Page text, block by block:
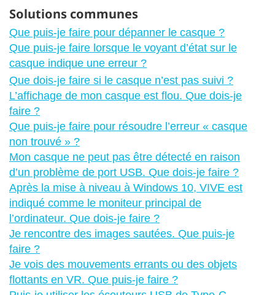
Solutions communes
Que puis-je faire pour dépanner le casque ?
Que puis-je faire lorsque le voyant d’état sur le
casque indique une erreur ?
Que dois-je faire si le casque n’est pas suivi ?
L’affichage de mon casque est flou. Que dois-je
faire ?
Que puis-je faire pour résoudre l’erreur « casque
non trouvé » ?
Mon casque ne peut pas être détecté en raison
d’un problème de port USB. Que dois-je faire ?
Après la mise à niveau à Windows 10, VIVE est
indiqué comme le moniteur principal de
l’ordinateur. Que dois-je faire ?
Je rencontre des images sautées. Que puis-je
faire ?
Je vois des mouvements errants ou des objets
flottants en VR. Que puis-je faire ?